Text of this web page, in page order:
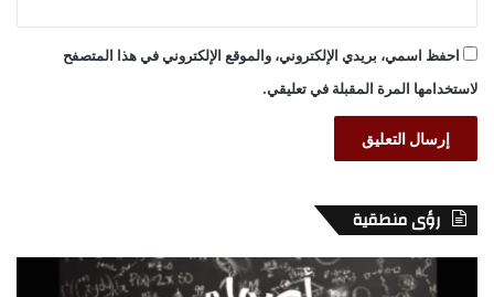
احفظ اسمي، بريدي الإلكتروني، والموقع الإلكتروني في هذا المتصفح
لاستخدامها المرة المقبلة في تعليقي.
رؤى منطقية